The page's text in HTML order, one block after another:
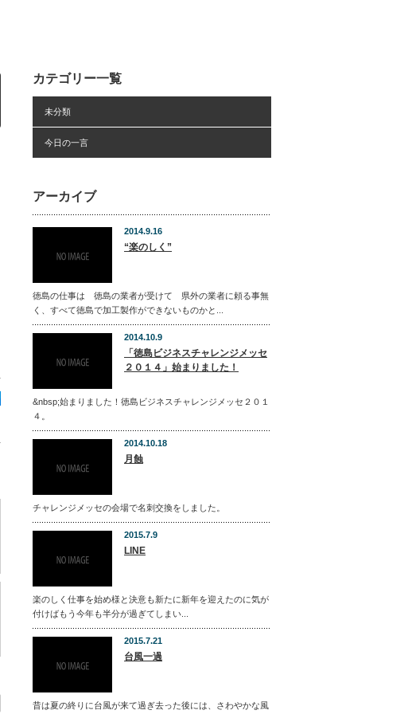
カテゴリー一覧
未分類
今日の一言
アーカイブ
2014.9.16
“楽のしく”
徳島の仕事は 徳島の業者が受けて 県外の業者に頼る事無
く、すべて徳島で加工製作ができないものかと...
2014.10.9
「徳島ビジネスチャレンジメッセ
２０１４」始まりました！
&nbsp;始まりました！徳島ビジネスチャレンジメッセ２０１
４。
2014.10.18
月蝕
チャレンジメッセの会場で名刺交換をしました。
2015.7.9
LINE
楽のしく仕事を始め様と決意も新たに新年を迎えたのに気が
付けばもう今年も半分が過ぎてしまい...
2015.7.21
台風一過
昔は夏の終りに台風が来て過ぎ去った後には、さわやかな風